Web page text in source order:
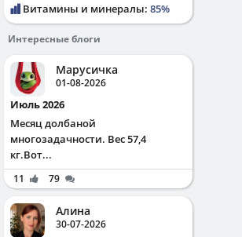
Витамины и минералы: 85%
Интересные блоги
Марусичка
01-08-2026
Июль 2026
Месяц долбаной
многозадачности. Вес 57,4
кг.Вот...
11 79
Алина
30-07-2026